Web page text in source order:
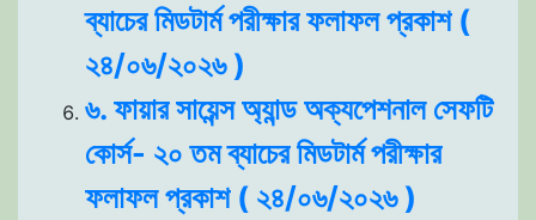
ব্যাচের মিডটার্ম পরীক্ষার ফলাফল প্রকাশ (
২৪/০৬/২০২৬ )
৬. ফায়ার সায়েন্স অ্যান্ড অক্যপেশনাল সেফটি
কোর্স- ২০ তম ব্যাচের মিডটার্ম পরীক্ষার
ফলাফল প্রকাশ ( ২৪/০৬/২০২৬ )